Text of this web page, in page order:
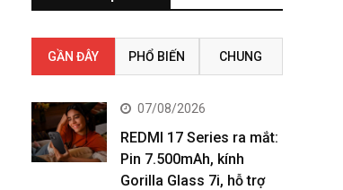
GẦN ĐÂY PHỔ BIẾN CHUNG
07/08/2026
REDMI 17 Series ra mắt:
Pin 7.500mAh, kính
Gorilla Glass 7i, hỗ trợ